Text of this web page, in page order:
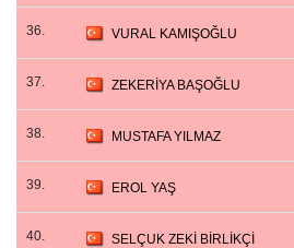
36. VURAL KAMIŞOĞLU
37. ZEKERİYA BAŞOĞLU
38. MUSTAFA YILMAZ
39. EROL YAŞ
40. SELÇUK ZEKİ BİRLİKÇİ